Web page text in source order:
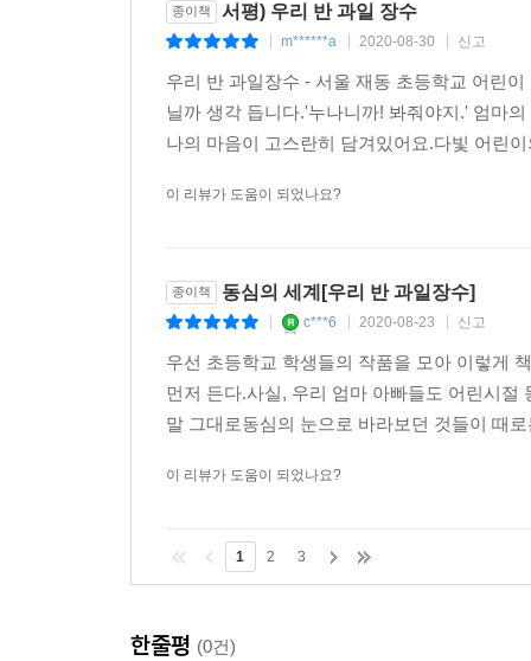
종이책 서평) 우리 반 과일 장수
m******a 2020-08-30 신고
우리 반 과일장수 - 서울 재동 초등학교 어린
닐까 생각 듭니다.'누나니까! 봐줘야지.' 엄마
나의 마음이 고스란히 담겨있어요.다빛 어린
이 리뷰가 도움이 되었나요?
종이책 동심의 세계[우리 반 과일장수]
c***6 2020-08-23 신고
우선 초등학교 학생들의 작품을 모아 이렇게
먼저 든다.사실, 우리 엄마 아빠들도 어린시
말 그대로동심의 눈으로 바라보던 것들이 때
이 리뷰가 도움이 되었나요?
1 2 3
한줄평 (0건)